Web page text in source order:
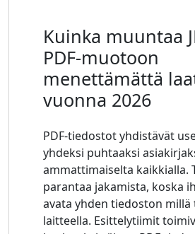
Kuinka muuntaa
PDF-muotoon
menettämättä
vuonna 2026
PDF-tiedostot yhdistävät
yhdeksi puhtaaksi
ammattimaiselta kaikkialla.
parantaa jakamista, koska
avata yhden tiedoston millä
laitteella. Esittelytiimit